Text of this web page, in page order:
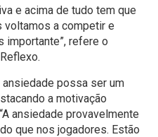
e acima de tudo tem que
voltamos a competir e
importante”, refere o
ansiedade possa ser um
a motivação
ansiedade provavelmente
que nos jogadores. Estão